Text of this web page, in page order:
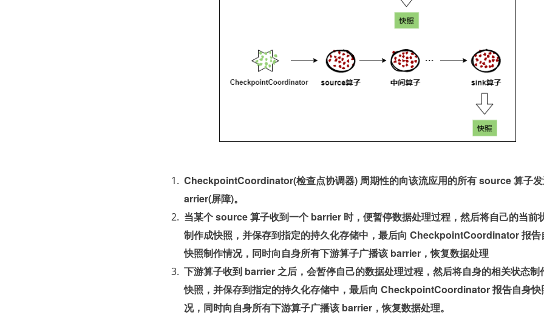
CheckpointCoordinator(检查点协调器) 周期性的向该流应用的所有 source 算子
arrier(屏障)。
当某个 source 算子收到一个 barrier 时，便暂停数据处理过程，然后将自己的当前
制作成快照，并保存到指定的持久化存储中，最后向 CheckpointCoordinator 报告
快照制作情况，同时向自身所有下游算子广播该 barrier，恢复数据处理
下游算子收到 barrier 之后，会暂停自己的数据处理过程，然后将自身的相关状态制
快照，并保存到指定的持久化存储中，最后向 CheckpointCoordinator 报告自身快
况，同时向自身所有下游算子广播该 barrier，恢复数据处理。